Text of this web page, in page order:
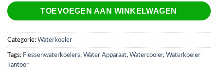
TOEVOEGEN AAN WINKELWAGEN
Categorie: Waterkoeler
Tags: Flessenwaterkoelers, Water Apparaat, Watercooler, Waterkoeler
kantoor